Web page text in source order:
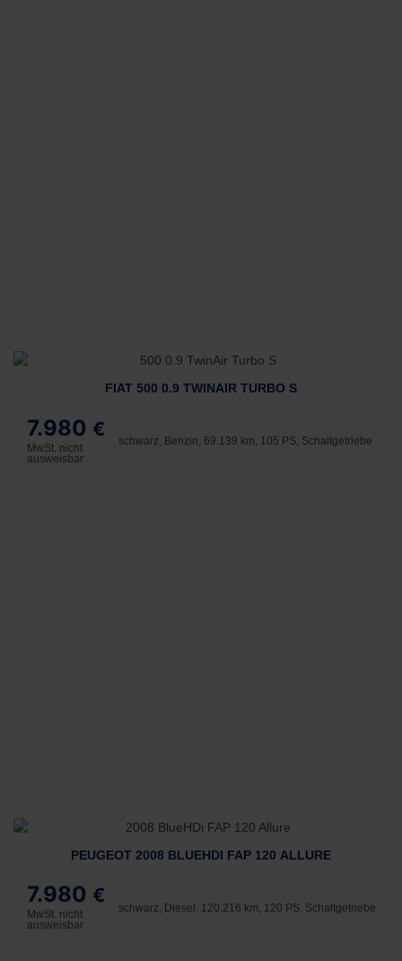
FIAT 500 0.9 TWINAIR TURBO S
7.980 €
MwSt. nicht
ausweisbar
schwarz, Benzin, 69.139 km, 105 PS, Schaltgetriebe
PEUGEOT 2008 BLUEHDI FAP 120 ALLURE
7.980 €
MwSt. nicht
ausweisbar
schwarz, Diesel, 120.216 km, 120 PS, Schaltgetriebe